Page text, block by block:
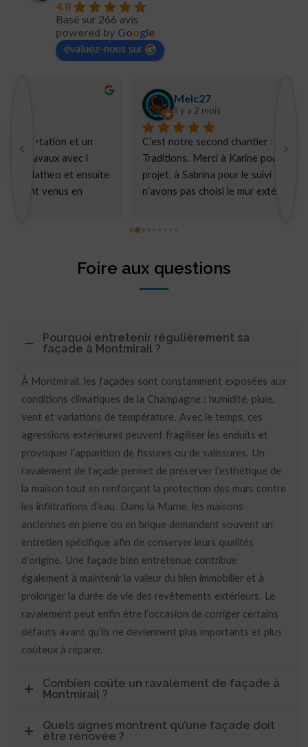
4.8
Basé sur 266 avis
powered by Goog e
évaluez-nous sur
C’est notre second chantier avec Habitats et
Traditions. Merci à Karine pour la mise en place du
projet, à Sabrina pour le suivi du chantier. Nous
n’avons pas choisi le mur extérieur le plus simple à
nos attentes.Et Merci aux compagnons pour leur
Foire aux questions
Pourquoi entretenir régulièrement sa
façade à Montmirail ?
À Montmirail, les façades sont constamment exposées aux
conditions climatiques de la Champagne : humidité, pluie,
vent et variations de température. Avec le temps, ces
agressions extérieures peuvent fragiliser les enduits et
provoquer l’apparition de fissures ou de salissures. Un
ravalement de façade permet de préserver l’esthétique de
la maison tout en renforçant la protection des murs contre
les infiltrations d’eau. Dans la Marne, les maisons
anciennes en pierre ou en brique demandent souvent un
entretien spécifique afin de conserver leurs qualités
d’origine. Une façade bien entretenue contribue
également à maintenir la valeur du bien immobilier et à
prolonger la durée de vie des revêtements extérieurs. Le
ravalement peut enfin être l’occasion de corriger certains
défauts avant qu’ils ne deviennent plus importants et plus
coûteux à réparer.
Combien coûte un ravalement de façade à
Montmirail ?
Quels signes montrent qu’une façade doit
être rénovée ?